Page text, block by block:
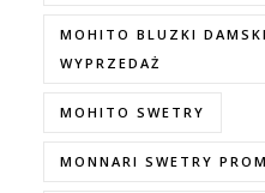
MOHITO BLUZKI
WYPRZEDAŻ
MOHITO SWETRY
MONNARI SWETRY